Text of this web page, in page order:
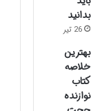
بدانید
26 تیر
بهترین
خلاصه
کتاب
نوازنده